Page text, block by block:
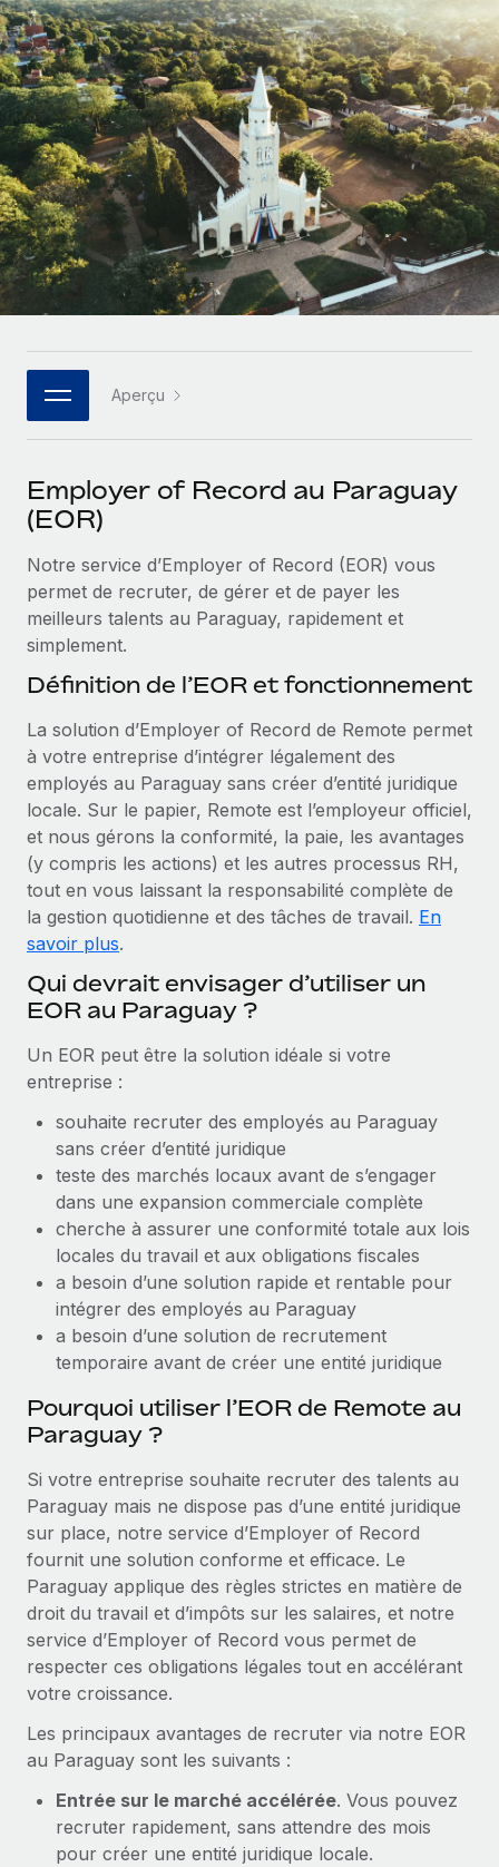
Gestion des freelances
Intégrez et gérez vos freelances partout dans le monde
PEO
Sous-traitez les opérations complexes liées à l’emploi
INFRASTRUCTURE
Intégration Remote
Intégrez vos RH aux flux de travail en toute simplicité
Plateforme
Des fonctions RH clés intégrées pour votre équipe
Connectez n'importe quel outil d’IA à Remote grâce à
notre MCP
Rationalisez vos processus avec des outils essentiels
SERVICES
Demandez aux experts
Recevez des conseils d’experts sur les RH à
l’international et la conformité
Simplifiez vos processus de présélection des
candidats
Remote Watchtower
Gardez un temps d’avance sur les risques en
matière de conformité
Gestion des appareils
Achetez et suivez vos équipements informatiques
Création d’entité
conformité
Mobilité et déménagement international
Organisez facilement le déménagement de vos
employés
Avantages sociaux
Comparer Remote
Examinez notre service par rapport aux autres
CROISSANCE
Start-ups
Des solutions agiles et internationales pour les RH et la
paie des entreprises en pleine croissance
Entreprises intermédiaires
Développez vos équipes avec des solutions RH sur
mesure
Entreprise
Les RH à l’international pour les grandes entreprises
Partenaires stratégiques de la tech
Intégrez les RH à l’international de manière flexible
Devenir partenaire
Explorez avec nous vos opportunités de partenariat
Remote Build
Bientôt disponible
l’IA
ÉTUDES DE CAS
pays
Calculateur de paiement des freelances
Découvrez les devises disponibles et les vitesses de
paiement pour vos freelances internationaux
APPRENDRE AVEC REMOTE
Recherche et guides
Études de cas
Checklists et modèles
Descriptions de postes
Événements
Données sur les salaires et les talents
Centre de ressources
Obtenir de l’aide
Voir toutes les ressources
BLOG
Paie multipays
EOR et PEO
Gestion des freelances
Taxes
Mises à jour des produits de Remote :
Intégrations Gusto et Xero et Gestion des
freelances Plus
Remote a toujours pour mission d'aider les entreprises de
toute taille à embaucher, gérer et payer...
En savoir plus
répartis dans 19 pays grâce à Remote
Phiture, un leader notable du conseil en matière de
En savoir plus
Nederlands
Français
Deutsch
Español
Italiano
Português (Portugal)
日本語
한국어
Connexion
Aperçu
Employer of Record au Paraguay
(EOR)
Notre service d’Employer of Record (EOR) vous
permet de recruter, de gérer et de payer les
meilleurs talents au Paraguay, rapidement et
simplement.
Définition de l’EOR et fonctionnement
La solution d’Employer of Record de Remote permet
à votre entreprise d’intégrer légalement des
employés au Paraguay sans créer d’entité juridique
locale. Sur le papier, Remote est l’employeur officiel,
et nous gérons la conformité, la paie, les avantages
(y compris les actions) et les autres processus RH,
tout en vous laissant la responsabilité complète de
la gestion quotidienne et des tâches de travail. En
savoir plus.
Qui devrait envisager d’utiliser un
EOR au Paraguay ?
Un EOR peut être la solution idéale si votre
entreprise :
souhaite recruter des employés au Paraguay
sans créer d’entité juridique
teste des marchés locaux avant de s’engager
dans une expansion commerciale complète
cherche à assurer une conformité totale aux lois
locales du travail et aux obligations fiscales
a besoin d’une solution rapide et rentable pour
intégrer des employés au Paraguay
a besoin d’une solution de recrutement
temporaire avant de créer une entité juridique
Pourquoi utiliser l’EOR de Remote au
Paraguay ?
Si votre entreprise souhaite recruter des talents au
Paraguay mais ne dispose pas d’une entité juridique
sur place, notre service d’Employer of Record
fournit une solution conforme et efficace. Le
Paraguay applique des règles strictes en matière de
droit du travail et d’impôts sur les salaires, et notre
service d’Employer of Record vous permet de
respecter ces obligations légales tout en accélérant
votre croissance.
Les principaux avantages de recruter via notre EOR
au Paraguay sont les suivants :
Entrée sur le marché accélérée. Vous pouvez
recruter rapidement, sans attendre des mois
pour créer une entité juridique locale.